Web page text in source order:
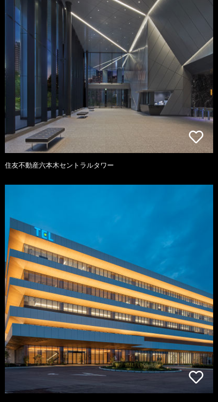
住友不動産六本木セントラルタワー